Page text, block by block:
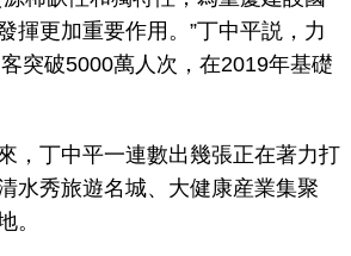
揮更加重要作用。”丁中平説，力
突破5000萬人次，在2019年基礎
丁中平一連數出幾張正在著力打
水秀旅遊名城、大健康産業集聚
。